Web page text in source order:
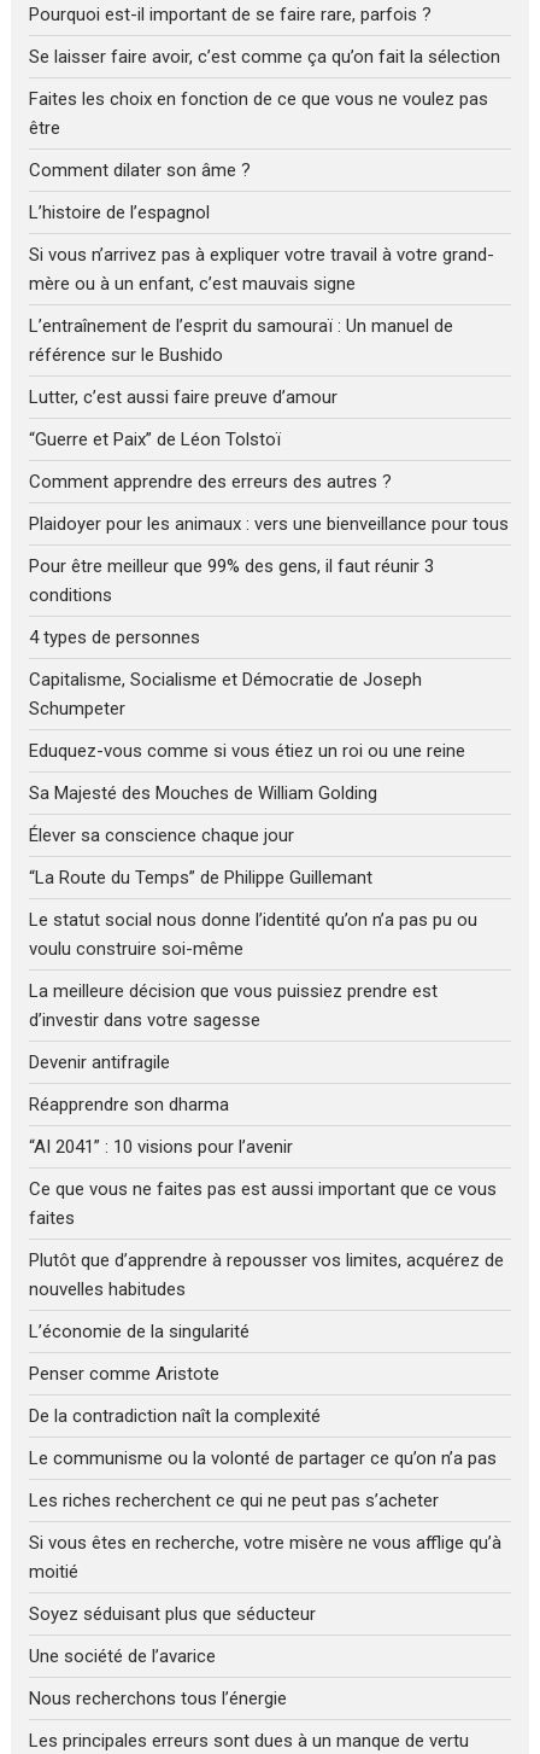
Pourquoi est-il important de se faire rare, parfois ?
Se laisser faire avoir, c’est comme ça qu’on fait la sélection
Faites les choix en fonction de ce que vous ne voulez pas
être
Comment dilater son âme ?
L’histoire de l’espagnol
Si vous n’arrivez pas à expliquer votre travail à votre grand-
mère ou à un enfant, c’est mauvais signe
L’entraînement de l’esprit du samouraï : Un manuel de
référence sur le Bushido
Lutter, c’est aussi faire preuve d’amour
“Guerre et Paix” de Léon Tolstoï
Comment apprendre des erreurs des autres ?
Plaidoyer pour les animaux : vers une bienveillance pour tous
Pour être meilleur que 99% des gens, il faut réunir 3
conditions
4 types de personnes
Capitalisme, Socialisme et Démocratie de Joseph
Schumpeter
Eduquez-vous comme si vous étiez un roi ou une reine
Sa Majesté des Mouches de William Golding
Élever sa conscience chaque jour
“La Route du Temps” de Philippe Guillemant
Le statut social nous donne l’identité qu’on n’a pas pu ou
voulu construire soi-même
La meilleure décision que vous puissiez prendre est
d’investir dans votre sagesse
Devenir antifragile
Réapprendre son dharma
“AI 2041” : 10 visions pour l’avenir
Ce que vous ne faites pas est aussi important que ce vous
faites
Plutôt que d’apprendre à repousser vos limites, acquérez de
nouvelles habitudes
L’économie de la singularité
Penser comme Aristote
De la contradiction naît la complexité
Le communisme ou la volonté de partager ce qu’on n’a pas
Les riches recherchent ce qui ne peut pas s’acheter
Si vous êtes en recherche, votre misère ne vous afflige qu’à
moitié
Soyez séduisant plus que séducteur
Une société de l’avarice
Nous recherchons tous l’énergie
Les principales erreurs sont dues à un manque de vertu